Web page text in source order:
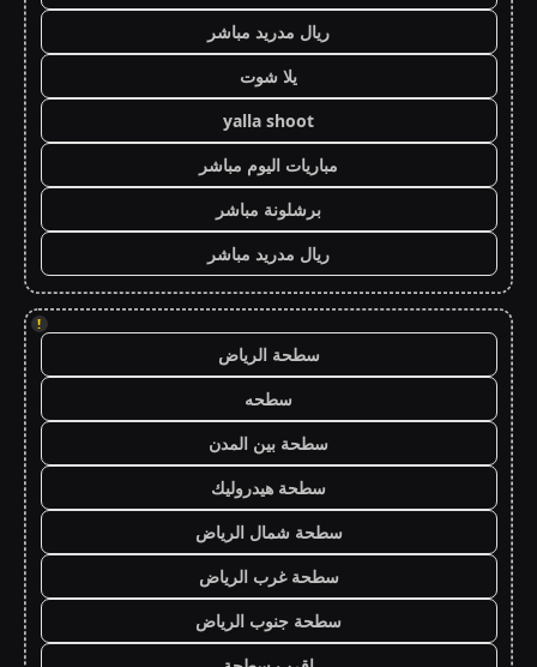
ريال مدريد مباشر
يلا شوت
yalla shoot
مباريات اليوم مباشر
برشلونة مباشر
ريال مدريد مباشر
!
سطحة الرياض
سطحه
سطحة بين المدن
سطحة هيدروليك
سطحة شمال الرياض
سطحة غرب الرياض
سطحة جنوب الرياض